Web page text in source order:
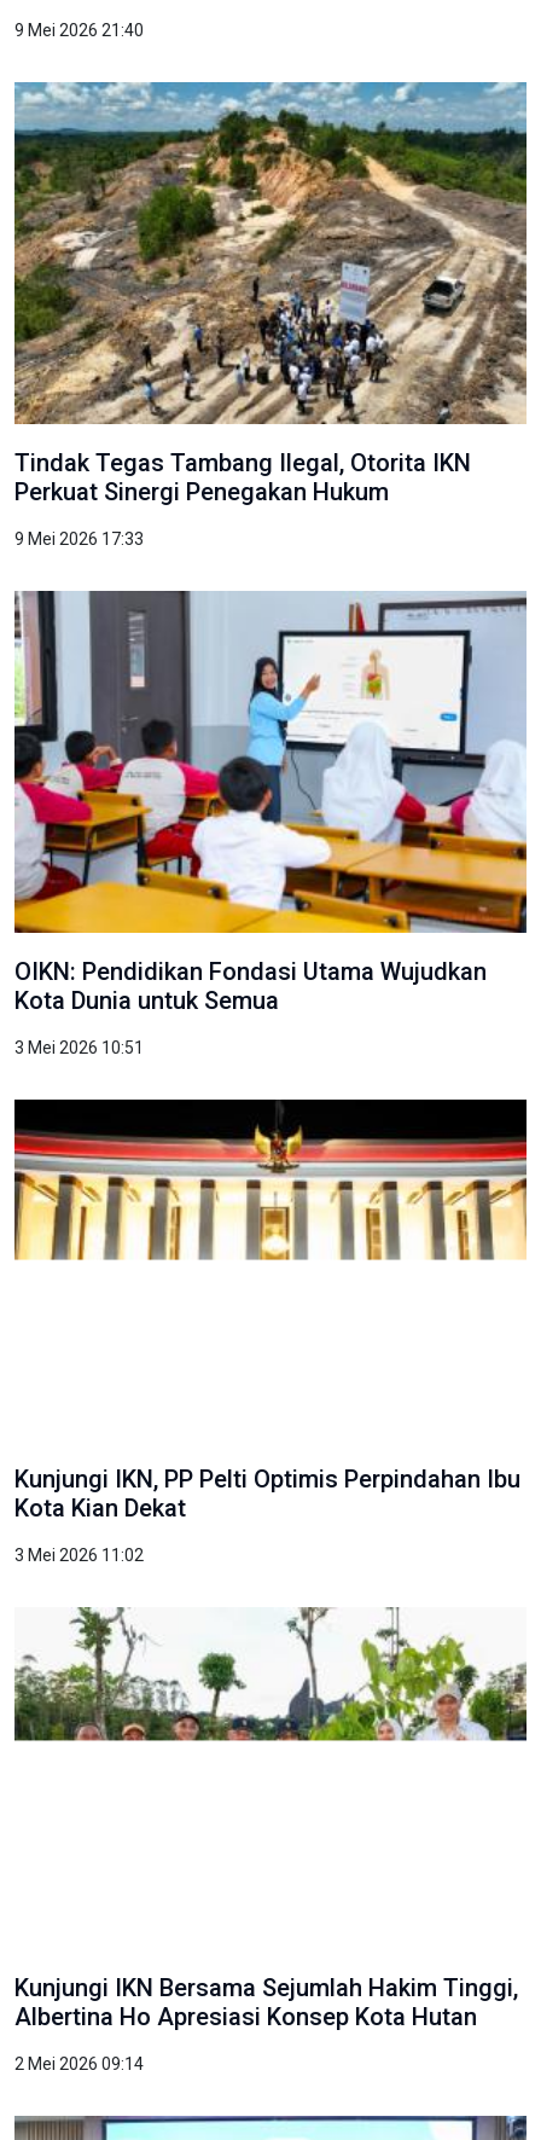
9 Mei 2026 21:40
Tindak Tegas Tambang Ilegal, Otorita IKN
Perkuat Sinergi Penegakan Hukum
9 Mei 2026 17:33
OIKN: Pendidikan Fondasi Utama Wujudkan
Kota Dunia untuk Semua
3 Mei 2026 10:51
Kunjungi IKN, PP Pelti Optimis Perpindahan Ibu
Kota Kian Dekat
3 Mei 2026 11:02
Kunjungi IKN Bersama Sejumlah Hakim Tinggi,
Albertina Ho Apresiasi Konsep Kota Hutan
2 Mei 2026 09:14